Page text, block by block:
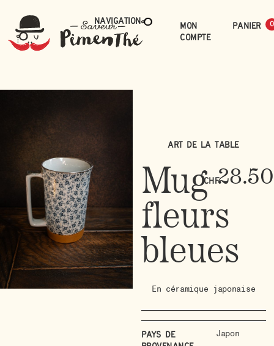
Navigation
Mon
compte
0
0
Art de la table
Mug
fleurs
bleues
CHF28.50
En céramique japonaise
Pays de
Japon